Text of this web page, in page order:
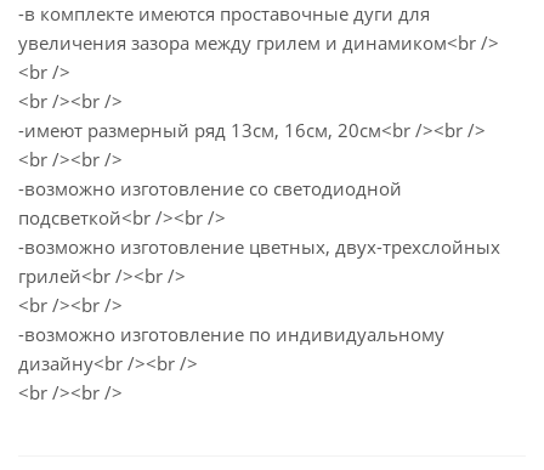
-в комплекте имеются проставочные дуги для
увеличения зазора между грилем и динамиком<br />
<br />
<br /><br />
-имеют размерный ряд 13см, 16см, 20см<br /><br />
<br /><br />
-возможно изготовление со светодиодной
подсветкой<br /><br />
-возможно изготовление цветных, двух-трехслойных
грилей<br /><br />
<br /><br />
-возможно изготовление по индивидуальному
дизайну<br /><br />
<br /><br />